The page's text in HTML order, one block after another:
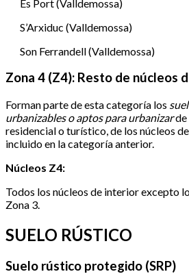
Es Port (Valldemossa)
S’Arxiduc (Valldemossa)
Son Ferrandell (Valldemossa)
Zona 4 (Z4): Resto de núcleos
Forman parte de esta categoría los
urbanizables o aptos para urbanizarde
residencial o turístico, de los núcleos
incluido en la categoría anterior.
Núcleos Z4:
Todos los núcleos de interior excepto
Zona 3.
SUELO RÚSTICO
Suelo rústico protegido (SRP)